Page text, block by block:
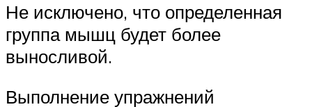
Не исключено, что определенная
группа мышц будет более
выносливой.
Выполнение упражнений